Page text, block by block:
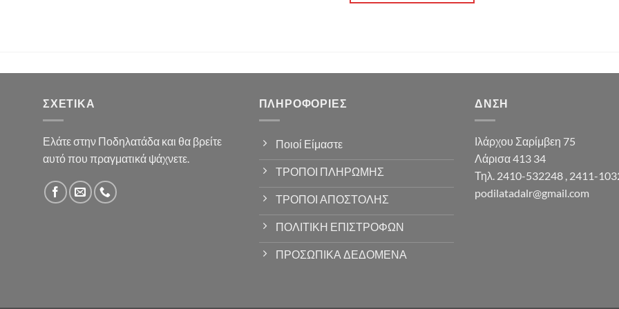
ΣΧΕΤΙΚΆ
Ελάτε στην Ποδηλατάδα και θα βρείτε
αυτό που πραγματικά ψάχνετε.
ΠΛΗΡΟΦΟΡΊΕΣ
Ποιοί Είμαστε
ΤΡΟΠΟΙ ΠΛΗΡΩΜΗΣ
ΤΡΟΠΟΙ ΑΠΟΣΤΟΛΗΣ
ΠΟΛΙΤΙΚΗ ΕΠΙΣΤΡΟΦΩΝ
ΠΡΟΣΩΠΙΚΑ ΔΕΔΟΜΕΝΑ
ΔΝΣΗ
Ιλάρχου Σαρίμβεη 75
Λάρισα 413 34
Τηλ. 2410-532248 , 2411-
podilatadalr@gmail.com